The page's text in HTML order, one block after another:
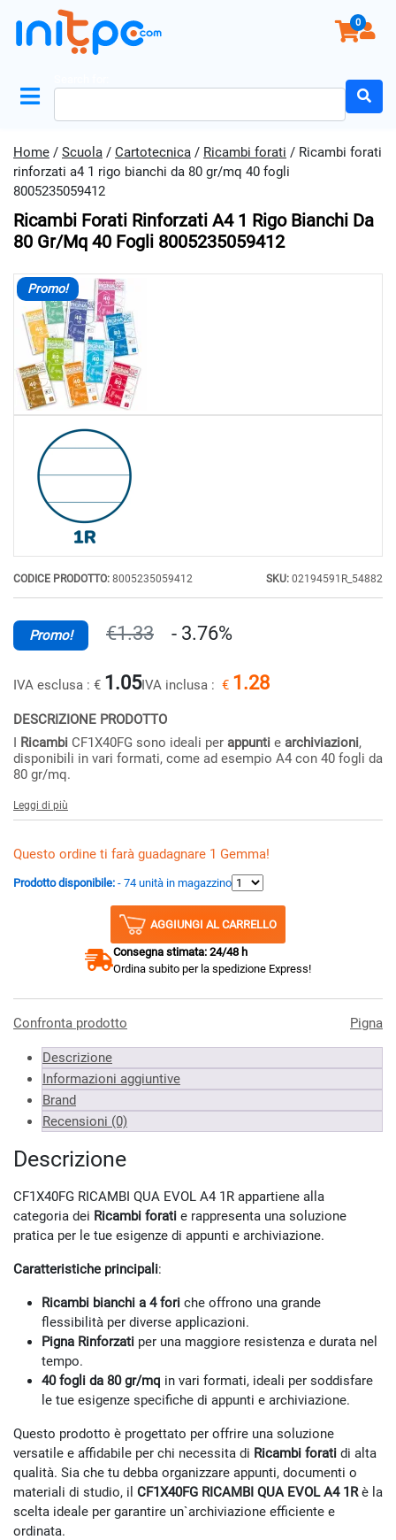
0
Home / Scuola / Cartotecnica / Ricambi forati / Ricambi forati
rinforzati a4 1 rigo bianchi da 80 gr/mq 40 fogli
8005235059412
Ricambi Forati Rinforzati A4 1 Rigo Bianchi Da
80 Gr/mq 40 Fogli 8005235059412
Promo!
CODICE PRODOTTO: 8005235059412 SKU: 02194591R_54882
Promo! €1.33 - 3.76%
IVA esclusa : € 1.05IVA inclusa : € 1.28
DESCRIZIONE PRODOTTO
I Ricambi CF1X40FG sono ideali per appunti e archiviazioni,
disponibili in vari formati, come ad esempio A4 con 40 fogli da
80 gr/mq.
Leggi di più
Questo ordine ti farà guadagnare 1 Gemma!
Prodotto disponibile: - 74 unità in magazzino
AGGIUNGI AL CARRELLO
Consegna stimata: 24/48 h
Ordina subito per la spedizione Express!
Confronta prodotto Pigna
Descrizione
Informazioni aggiuntive
Brand
Recensioni (0)
Descrizione
CF1X40FG RICAMBI QUA EVOL A4 1R appartiene alla
categoria dei Ricambi forati e rappresenta una soluzione
pratica per le tue esigenze di appunti e archiviazione.
Caratteristiche principali:
Ricambi bianchi a 4 fori che offrono una grande
flessibilità per diverse applicazioni.
Pigna Rinforzati per una maggiore resistenza e durata nel
tempo.
40 fogli da 80 gr/mq in vari formati, ideali per soddisfare
le tue esigenze specifiche di appunti e archiviazione.
Questo prodotto è progettato per offrire una soluzione
versatile e affidabile per chi necessita di Ricambi forati di alta
qualità. Sia che tu debba organizzare appunti, documenti o
materiali di studio, il CF1X40FG RICAMBI QUA EVOL A4 1Rè la
scelta ideale per garantire un`archiviazione efficiente e
ordinata.